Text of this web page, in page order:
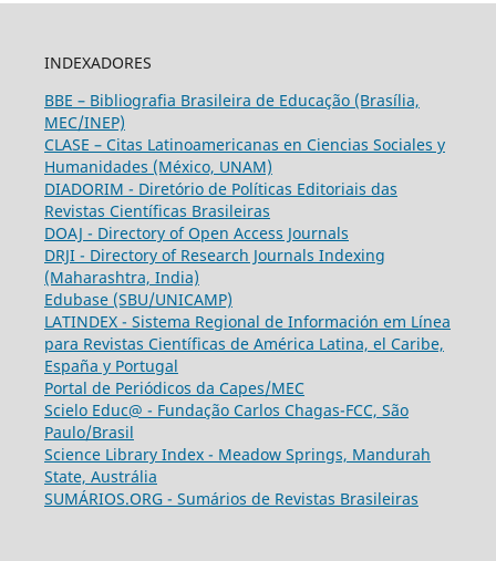
INDEXADORES
BBE – Bibliografia Brasileira de Educação (Brasília,
MEC/INEP)
CLASE – Citas Latinoamericanas en Ciencias Sociales y
Humanidades (México, UNAM)
DIADORIM - Diretório de Políticas Editoriais das
Revistas Científicas Brasileiras
DOAJ - Directory of Open Access Journals
DRJI - Directory of Research Journals Indexing
(Maharashtra, India)
Edubase (SBU/UNICAMP)
LATINDEX - Sistema Regional de Información em Línea
para Revistas Científicas de América Latina, el Caribe,
España y Portugal
Portal de Periódicos da Capes/MEC
Scielo Educ@ - Fundação Carlos Chagas-FCC, São
Paulo/Brasil
Science Library Index - Meadow Springs, Mandurah
State, Austrália
SUMÁRIOS.ORG - Sumários de Revistas Brasileiras